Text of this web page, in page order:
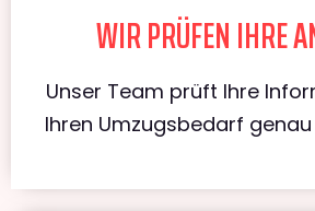
WIR PRÜFEN IHRE
Unser Team prüft Ihre
Ihren Umzugsbedarf